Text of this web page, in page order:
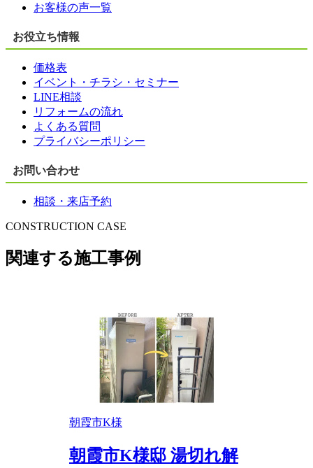
お客様の声一覧
お役立ち情報
価格表
イベント・チラシ・セミナー
LINE相談
リフォームの流れ
よくある質問
プライバシーポリシー
お問い合わせ
相談・来店予約
CONSTRUCTION CASE
関連する施工事例
朝霞市K様
朝霞市K様邸 湯切れ解